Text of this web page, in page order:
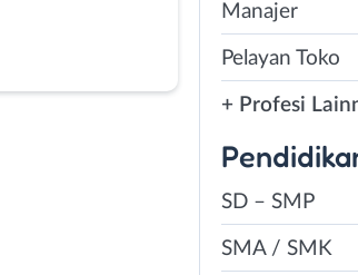
Manajer
Pelayan Toko
+ Profesi
SD – SMP
SMA / SMK